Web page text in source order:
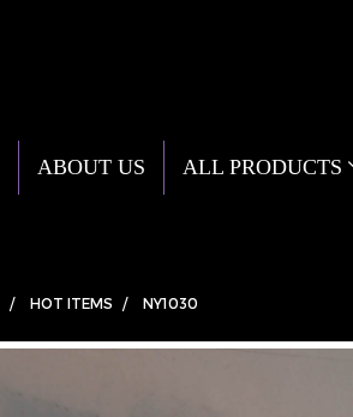
ABOUT US ALL PRODUCTS
HOT ITEMS NY1030